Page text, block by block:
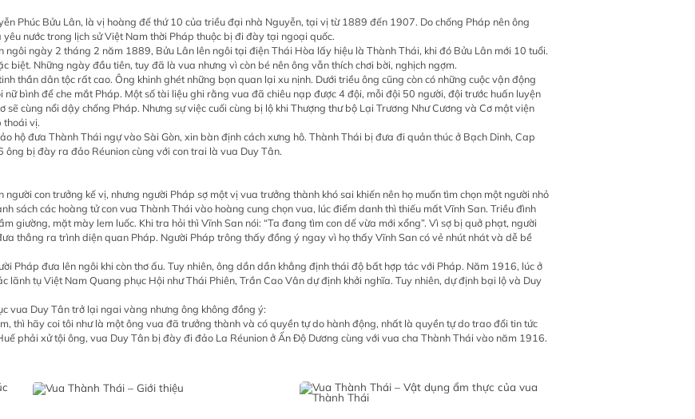
Phúc Bửu Lân, là vị hoàng đế thứ 10 của triều đại nhà Nguyễn, tại vị từ 1889 đến 1907. Do chống Pháp nên ông
nước trong lịch sử Việt Nam thời Pháp thuộc bị đi đày tại ngoại quốc.
ngôi ngày 2 tháng 2 năm 1889, Bửu Lân lên ngôi tại điện Thái Hòa lấy hiệu là Thành Thái, khi đó Bửu Lân mới 10 tuổi.
biệt. Những ngày đầu tiên, tuy đã là vua nhưng vì còn bé nên ông vẫn thích chơi bời, nghịch ngợm.
thần dân tộc rất cao. Ông khinh ghét những bọn quan lại xu nịnh. Dưới triều ông cũng còn có những cuộc vận động
bình để che mắt Pháp. Một số tài liệu ghi rằng vua đã chiêu nạp được 4 đội, mỗi đội 50 người, đội trước huấn luyện
cùng nổi dậy chống Pháp. Nhưng sự việc cuối cùng bị lộ khi Thượng thư bộ Lại Trương Như Cương và Cơ mật viện
thoái vị.
hộ đưa Thành Thái ngự vào Sài Gòn, xin bàn định cách xưng hô. Thành Thái bị đưa đi quản thúc ở Bạch Dinh, Cap
bị đày ra đảo Réunion cùng với con trai là vua Duy Tân.
con trưởng kế vị, nhưng người Pháp sợ một vị vua trưởng thành khó sai khiến nên họ muốn tìm chọn một người nhỏ
sách các hoàng tử con vua Thành Thái vào hoàng cung chọn vua, lúc điểm danh thì thiếu mất Vĩnh San. Triều đình
giường, mặt mày lem luốc. Khi tra hỏi thì Vĩnh San nói: “Ta đang tìm con dế vừa mới xổng”. Vì sợ bị quở phạt, người
thẳng ra trình diện quan Pháp. Người Pháp trông thấy đồng ý ngay vì họ thấy Vĩnh San có vẻ nhút nhát và dễ bề
Pháp đưa lên ngôi khi còn thơ ấu. Tuy nhiên, ông dần dần khẳng định thái độ bất hợp tác với Pháp. Năm 1916, lúc ở
lãnh tụ Việt Nam Quang phục Hội như Thái Phiên, Trần Cao Vân dự định khởi nghĩa. Tuy nhiên, dự định bại lộ và Duy
vua Duy Tân trở lại ngai vàng nhưng ông không đồng ý:
thì hãy coi tôi như là một ông vua đã trưởng thành và có quyền tự do hành động, nhất là quyền tự do trao đổi tin tức
phải xử tội ông, vua Duy Tân bị đày đi đảo La Réunion ở Ấn Độ Dương cùng với vua cha Thành Thái vào năm 1916.